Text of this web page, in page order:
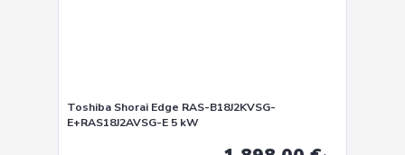
Toshiba Shorai Edge RAS-B18J2KVSG-
E+RAS18J2AVSG-E 5 kW